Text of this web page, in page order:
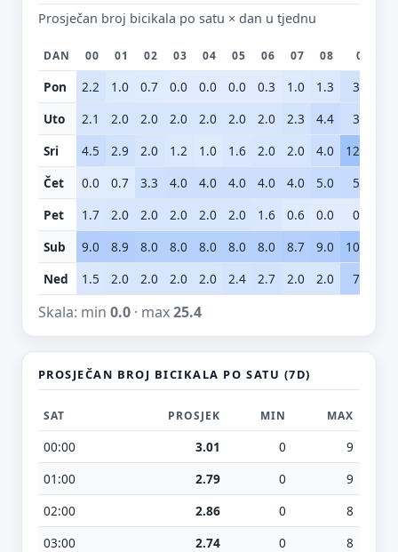
Prosječan broj bicikala po satu × dan u tjednu
DAN 00 01 02 03 04 05 06 07 08 09
Pon 2.2 1.0 0.7 0.0 0.0 0.0 0.3 1.0 1.3 3.1
Uto
2.1 2.0 2.0 2.0 2.0 2.0 2.0 2.3 4.4 3.6
Sri
4.5 2.9 2.0 1.2 1.0 1.6 2.0 2.0 4.0 12.0
Čet
0.0 0.7 3.3 4.0 4.0 4.0 4.0 4.0 5.0 5.4
Pet
1.7 2.0 2.0 2.0 2.0 2.0 1.6 0.6 0.0 0.1
Sub
9.0 8.9 8.0 8.0 8.0 8.0 8.0 8.7 9.0 10.6
Ned
1.5 2.0 2.0 2.0 2.0 2.4 2.7 2.0 2.0 7.8
Skala: min 0.0· max25.4
PROSJEČAN BROJ BICIKALA PO SATU (7D)
SAT PROSJEK MIN MAX
00:00 3.01 0
9
01:00
2.79 0
9
02:00
2.86 0
8
03:00
2.74 0
8